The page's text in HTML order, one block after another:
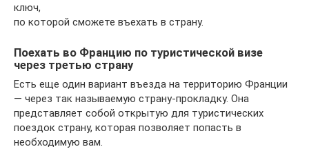
ключ,
по которой сможете въехать в страну.
Поехать во Францию по туристической визе
через третью страну
Есть еще один вариант въезда на территорию Франции
— через так называемую страну-прокладку. Она
представляет собой открытую для туристических
поездок страну, которая позволяет попасть в
необходимую вам.